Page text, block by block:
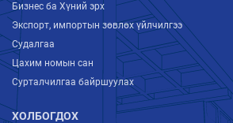
Бизнес ба Хүний эрх
Экспорт, импортын зөвлөх үйлчилгээ
Судалгаа
Цахим номын сан
Сурталчилгаа байршуулах
ХОЛБОГДОХ